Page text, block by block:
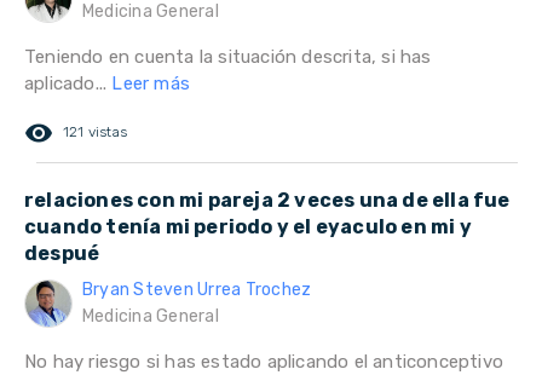
Medicina General
Teniendo en cuenta la situación descrita, si has
aplicado... Leer más
remove_red_eye 121 vistas
relaciones con mi pareja 2 veces una de ella fue
cuando tenía mi periodo y el eyaculo en mi y
despué
Bryan Steven Urrea Trochez
Medicina General
No hay riesgo si has estado aplicando el anticonceptivo